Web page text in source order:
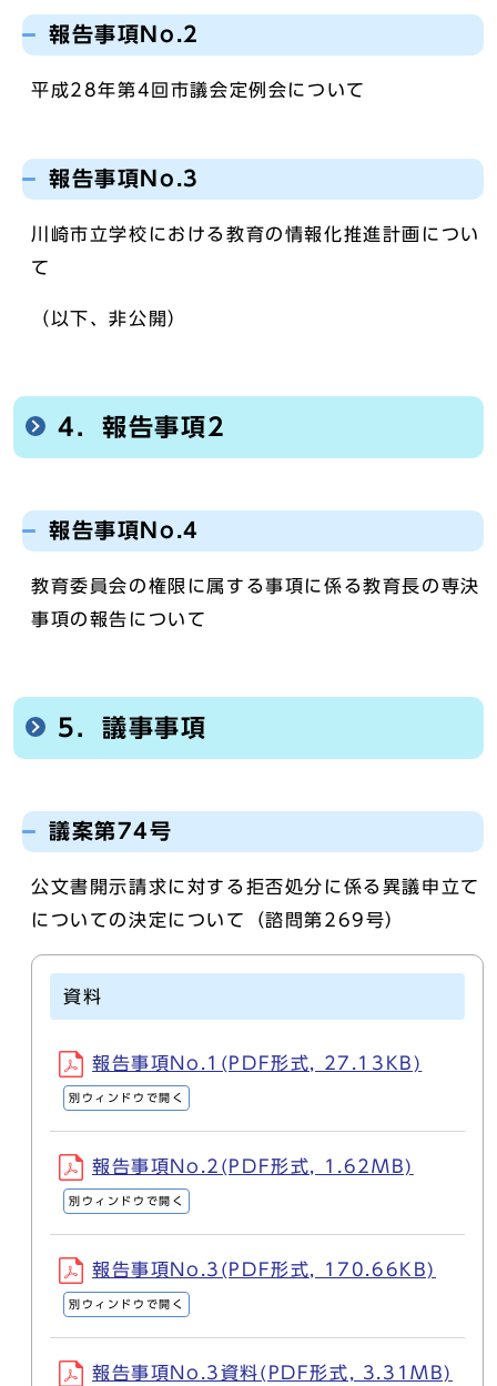
報告事項No.2
平成28年第4回市議会定例会について
報告事項No.3
川崎市立学校における教育の情報化推進計画につい
て
（以下、非公開）
4．報告事項2
報告事項No.4
教育委員会の権限に属する事項に係る教育長の専決
事項の報告について
5．議事事項
議案第74号
公文書開示請求に対する拒否処分に係る異議申立て
についての決定について（諮問第269号）
資料
報告事項No.1(PDF形式, 27.13KB)
別ウィンドウで開く
報告事項No.2(PDF形式, 1.62MB)
別ウィンドウで開く
報告事項No.3(PDF形式, 170.66KB)
別ウィンドウで開く
報告事項No.3資料(PDF形式, 3.31MB)